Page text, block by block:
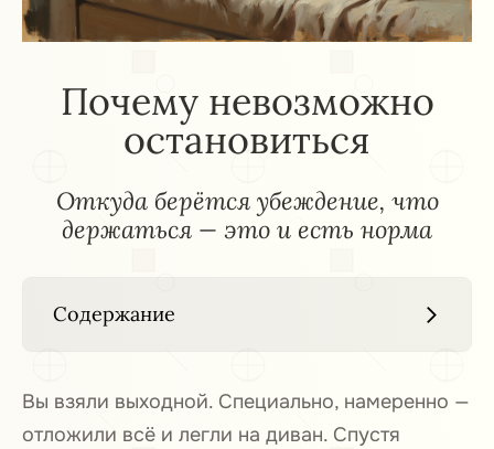
Почему невозможно
остановиться
Откуда берётся убеждение, что
держаться — это и есть норма
Содержание
1 Стыдная усталость
Вы взяли выходной. Специально, намеренно —
отложили всё и легли на диван. Спустя